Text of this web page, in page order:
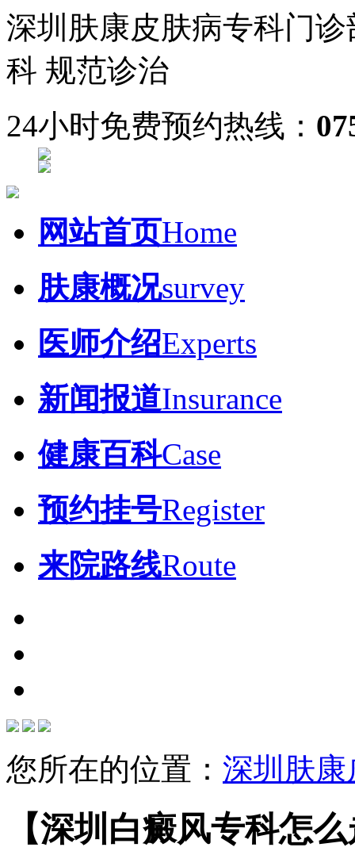
深圳肤康皮肤病专科门诊
科 规范诊治
24小时免费预约热线：
网站首页Home
肤康概况survey
医师介绍Experts
新闻报道Insurance
健康百科Case
预约挂号Register
来院路线Route
您所在的位置： 深圳肤
【深圳白癜风专科怎